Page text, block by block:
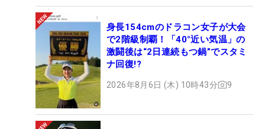
身長154cmのドラコン女子が大会
で2階級制覇！「40°近い気温」の
激闘後は“2日連続もつ鍋”でスタミ
ナ回復!?
2026年8月6日 (木) 10時43分 9